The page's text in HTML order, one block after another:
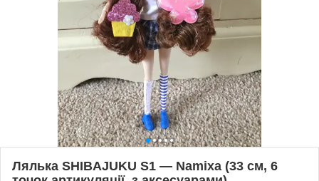
Лялька SHIBAJUKU S1 — Namixa (33 см, 6